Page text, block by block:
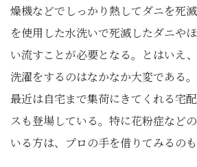
燥機などでしっかり熱してダニを死
を使用した水洗いで死滅したダニや
い流すことが必要となる。とはいえ
洗濯をするのはなかなか大変である。
最近は自宅まで集荷にきてくれる宅
スも登場している。特に花粉症など
いる方は、プロの手を借りてみるの